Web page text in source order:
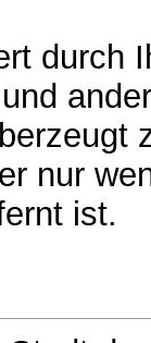
durch
nur
ist.